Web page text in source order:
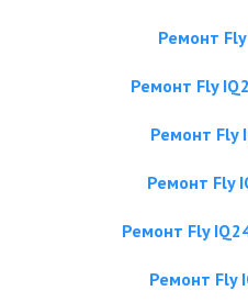
Ремонт
Ремонт Fly
Ремонт Fly
Ремонт Fly
Ремонт Fly
Ремонт Fly